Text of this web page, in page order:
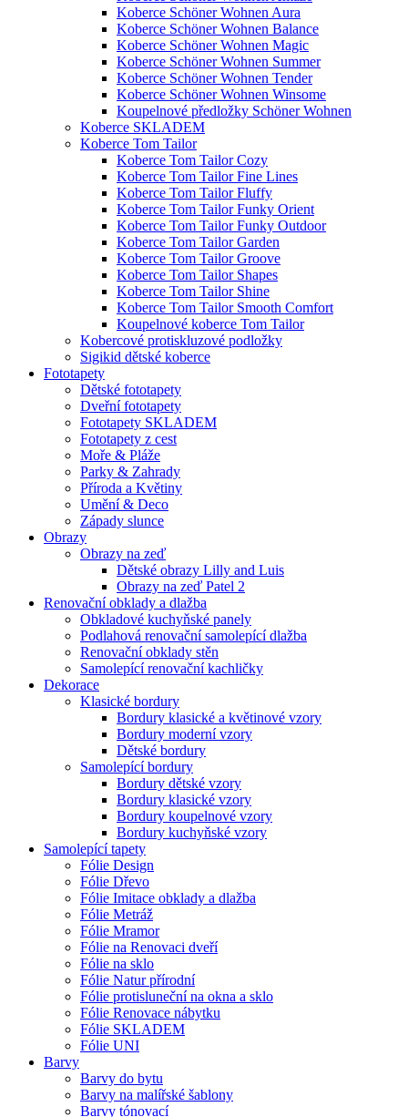
Koberce Schöner Wohnen Aura
Koberce Schöner Wohnen Balance
Koberce Schöner Wohnen Magic
Koberce Schöner Wohnen Summer
Koberce Schöner Wohnen Tender
Koberce Schöner Wohnen Winsome
Koupelnové předložky Schöner Wohnen
Koberce SKLADEM
Koberce Tom Tailor
Koberce Tom Tailor Cozy
Koberce Tom Tailor Fine Lines
Koberce Tom Tailor Fluffy
Koberce Tom Tailor Funky Orient
Koberce Tom Tailor Funky Outdoor
Koberce Tom Tailor Garden
Koberce Tom Tailor Groove
Koberce Tom Tailor Shapes
Koberce Tom Tailor Shine
Koberce Tom Tailor Smooth Comfort
Koupelnové koberce Tom Tailor
Kobercové protiskluzové podložky
Sigikid dětské koberce
Fototapety
Dětské fototapety
Dveřní fototapety
Fototapety SKLADEM
Fototapety z cest
Moře & Pláže
Parky & Zahrady
Příroda a Květiny
Umění & Deco
Západy slunce
Obrazy
Obrazy na zeď
Dětské obrazy Lilly and Luis
Obrazy na zeď Patel 2
Renovační obklady a dlažba
Obkladové kuchyňské panely
Podlahová renovační samolepící dlažba
Renovační obklady stěn
Samolepící renovační kachličky
Dekorace
Klasické bordury
Bordury klasické a květinové vzory
Bordury moderní vzory
Dětské bordury
Samolepící bordury
Bordury dětské vzory
Bordury klasické vzory
Bordury koupelnové vzory
Bordury kuchyňské vzory
Samolepící tapety
Fólie Design
Fólie Dřevo
Fólie Imitace obklady a dlažba
Fólie Metráž
Fólie Mramor
Fólie na Renovaci dveří
Fólie na sklo
Fólie Natur přírodní
Fólie protisluneční na okna a sklo
Fólie Renovace nábytku
Fólie SKLADEM
Fólie UNI
Barvy
Barvy do bytu
Barvy na malířské šablony
Barvy tónovací